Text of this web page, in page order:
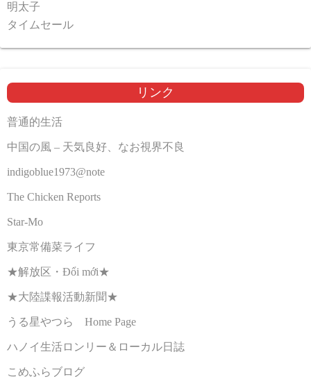
明太子
タイムセール
リンク
普通的生活
中国の風 – 天気良好、なお視界不良
indigoblue1973@note
The Chicken Reports
Star-Mo
東京常備菜ライフ
★解放区・Đổi mới★
★大陸諜報活動新聞★
うる星やつら Home Page
ハノイ生活ロンリー＆ローカル日誌
こめふらブログ